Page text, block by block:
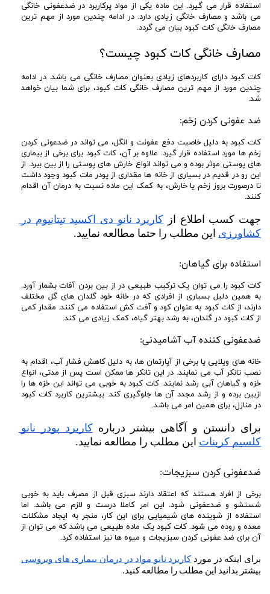
استفاده قرار می گیرد. این ماده یکی از مواد پرکاربرد در ضدعفونی خانگی
می باشد و مصارف خانگی زیادی دارد. در ادامه چندین مورد از مهم ترین
مصارف خانگی کات کبود بیان می گردد‌.
مصارف خانگی کات کبود چیست؟
کات کبود دارای کاربردهای زیادی بعنوان مصارف خانگی می باشد. در ادامه
چندین مورد از مهم ترین مصارف خانگی کات کبود، برای شما بیان خواهد
شد.
ضد عفونی کردن زخم:
کات کبود به دلیل خاصیت دفع عفونت و انگل، می تواند در ضدعونی کردن
زخم ها مورد استفاده قرار گیرد. علاوه بر آن، کات کبود برای برخی از بیماری
های پوستی موثر بوده و می تواند انواع خارش های پوستی را از بین ببرد. از
این رو در قدیم در بسیاری از خانه ها مقداری از پودر مات کبود وجود داشت
تا درصورت بروز زخم یا خارش، به کمک این ماده نسبت به درمان آن اقدام
کنند.
جهت کسب اطلاع از
کشاورزی این مطلب را حتما مطالعه نمایید.
استفاده برای گیاهان:
کات کبود را می توان یک ترکیب طبیعی در از بین بردن آفات بشمار آورد.
به همین دلیل بسیاری از افرادی که در خانه خود گلدان های گل مختلف
دارند، از کات کبود به عنوان کود و آفت کش استفاده می کنند‌. مقدار کمی
از کات کبود در گلدان، به رشد بهتر گیاه، کمک زیادی می کند.
ضدعفونی کننده آب آشامیدنی:
خانه های ویلایی یا برخی از آپارتمان ها، به دلیل کاهش فشار آب، اقدام به
نصب تانکر آب می نمایند. در این تانکر ها ممکن است پس از مدتی، انواع
خزه و گیاهان آبی رشد نمایند. کات کبود به خوبی می تواند این خزه ها را
ازبین برده و از رشد مجدد آن ها جلوگیری کند‌. بیشترین کاربرد کات کبود
در منازل، برای همین امر می باشد.
برای دانستن و آگاهی بیشتر درباره
کلسیم کربنات این مطلب را مطالعه نمایید.
ضدعفونی کردن سبزیجات:
برخی از افراد هستند که اعتقاد دارند سبزی قبل از مصرف باید به خوبی
شستشو و ضدعفونی شود. این امر کاملا درست و لازم می باشد. اما
استفاده از شوینده های شیمیایی برای این کار، منجر به ایجاد مشکلات
معده و روده می شود. کات کبود یک ماده طبیعی می باشد که می توان از
آن برای ضد عفونی کردن سبزیجات و میوه ها نیز استفاده کرد.
برای اینکه در مورد کاربرد نانو مواد در درمان بیماری های ویروسی
بیشتر بدانید این مطلب را مطالعه کنید.